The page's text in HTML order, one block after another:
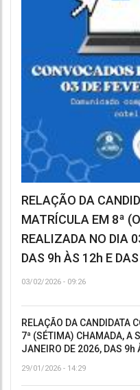
RELAÇÃO DA
MATRÍCULA EM 8ª
REALIZADA NO DIA
DAS 9h ÀS 12h E
03/02/2026 - 09:26
RELAÇÃO DA CANDIDATA
7ª (SÉTIMA) CHAMADA, A
JANEIRO DE 2026, DAS
29/01/2026 - 14:29